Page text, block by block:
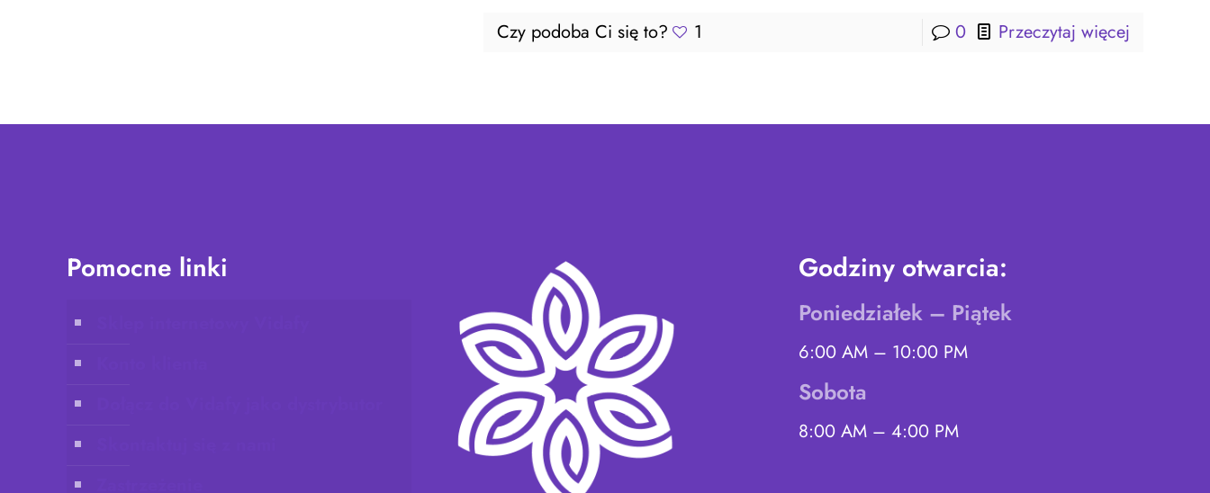
Czy podoba Ci się to?
1 0 Przeczytaj więcej
Pomocne linki Godziny otwarcia:
Poniedziałek – Piątek
6:00 AM – 10:00 PM
Sobota
8:00 AM – 4:00 PM